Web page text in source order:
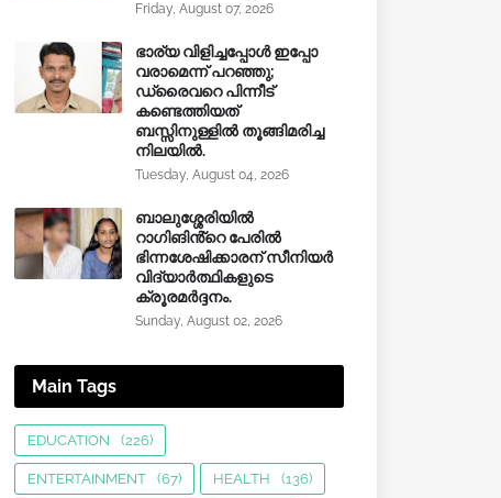
Friday, August 07, 2026
ഭാര്യ വിളിച്ചപ്പോള്‍ ഇപ്പോ
വരാമെന്ന് പറഞ്ഞു;
ഡ്രൈവറെ പിന്നീട്
കണ്ടെത്തിയത്
ബസ്സിനുള്ളില്‍ തൂങ്ങിമരിച്ച
നിലയിൽ.
Tuesday, August 04, 2026
ബാലുശ്ശേരിയിൽ
റാഗിങിൻ്റെ പേരിൽ
ഭിന്നശേഷിക്കാരന് സീനിയർ
വിദ്യാർത്ഥികളുടെ
ക്രൂരമര്‍ദ്ദനം.
Sunday, August 02, 2026
Main Tags
EDUCATION (226)
ENTERTAINMENT (67) HEALTH (136)